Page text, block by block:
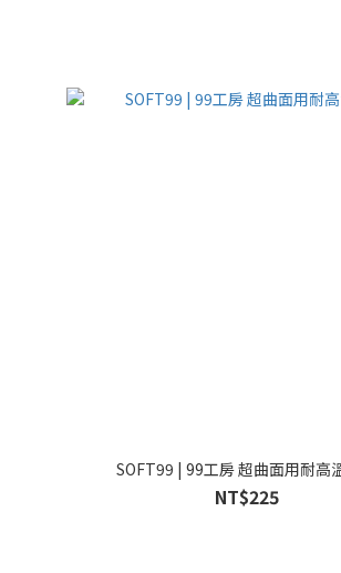
SOFT99 | 99工房 超曲面用耐高
NT$225